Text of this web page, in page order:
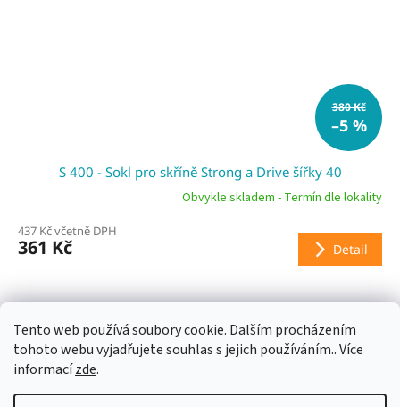
Tento web používá soubory cookie. Dalším procházením
tohoto webu vyjadřujete souhlas s jejich používáním.. Více
informacízde.
380 Kč
–5 %
S 400 - Sokl pro skříně Strong a Drive šířky 40
Obvykle skladem - Termín dle lokality
437 Kč včetně DPH
361 Kč Detail
ZOBRAZIT VŠECHNY SOUVISEJÍCÍ PRODUKTY